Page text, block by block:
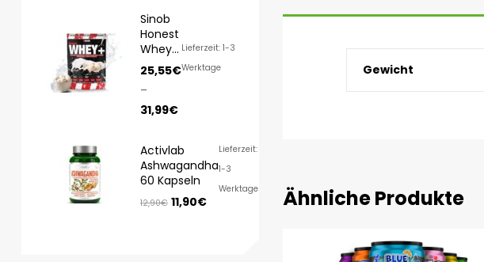
Gewicht
Ähnliche Produkte
Sinob
Honest
Whey
1000g/
820g
25,55€
–
31,99€
Lieferzeit: 1-3
Werktage
Activlab
Ashwagandha
60 Kapseln
12,90€ 11,90€
Lieferzeit:
1-3
Werktage